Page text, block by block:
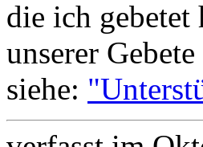
die ich
unserer
siehe: